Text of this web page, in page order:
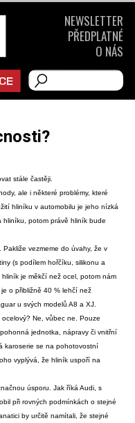
stále častěji.
ale i některé problémy, které
hliníku v automobilu je jeho nízká
hliníku, potom právě hliník bude
vezmeme do úvahy, že v
(s podílem hořčíku, silikonu a
je měkčí než ocel, potom nám
o přibližně 40 % lehčí než
u svých modelů A8 a XJ.
ocelový? Ne, vůbec ne. Pouze
jednotka, nápravy či vnitřní
karoserie se na pohotovostní
vyplývá, že hliník uspoří na
úsporu. Jak říká Audi, s
při rovných podmínkách o stejné
by určitě namítali, že stejné
NEWSLETTER
PŘEDPLATNÉ
O NÁS